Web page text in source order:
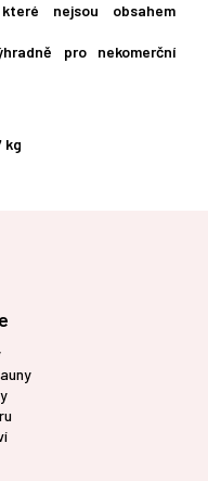
nejsou obsahem
pro nekomerční
kg